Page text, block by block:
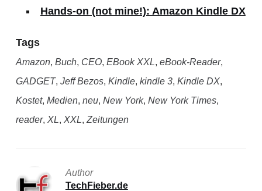
Hands-on (not mine!): Amazon Kindle DX
Tags
Amazon, Buch, CEO, EBook XXL, eBook-Reader,
GADGET, Jeff Bezos, Kindle, kindle 3, Kindle DX,
Kostet, Medien, neu, New York, New York Times,
reader, XL, XXL, Zeitungen
Author
TechFieber.de